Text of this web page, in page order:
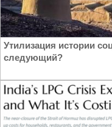
Утилизация истории
следующий?